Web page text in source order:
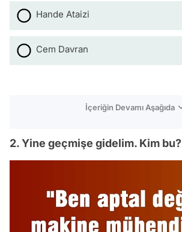
Hande Ataizi
Cem Davran
İçeriğin Devamı Aşağıda
2. Yine geçmişe gidelim. Kim bu?